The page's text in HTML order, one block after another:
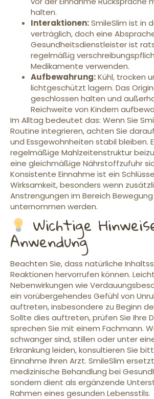
halten.
Interaktionen:SmileSlim ist in
verträglich, doch eine
Gesundheitsdienstleister ist
regelmäßig
Medikamente verwenden.
Aufbewahrung:Kühl, trocken
lichtgeschützt lagern. Das
geschlossen halten und
Reichweite von Kindern
Im Alltag bedeutet das: Wenn Sie
Routine integrieren, achten Sie
und Essgewohnheiten stabil bleiben.
regelmäßige Mahlzeitenstruktur
eine gleichmäßige Nährstoffzufuhr
Konsistente Einnahme ist ein
Wirksamkeit, besonders wenn
Anstrengungen im Bereich
unternommen werden.
Wichtige
Anwendung
Beachten Sie, dass natürliche
Reaktionen hervorrufen können.
Nebenwirkungen wie
ein vorübergehendes Gefühl von
auftreten, insbesondere zu Beginn
Sollte dies auftreten, prüfen Sie Ihre
sprechen Sie mit einem Fachmann.
schwanger sind, stillen oder unter
Erkrankung leiden, konsultieren Sie
Einnahme Ihren Arzt. SmileSlim
medizinische Behandlung bei
sondern dient als ergänzende
Rahmen eines gesunden Lebensstils.